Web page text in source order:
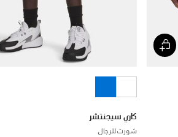
كاري سيجنتشر
شورت للرجال